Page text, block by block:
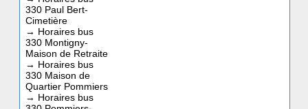
330 Paul Bert-
Cimetière
→ Horaires bus
330 Montigny-
Maison de Retraite
→ Horaires bus
330 Maison de
Quartier Pommiers
→ Horaires bus